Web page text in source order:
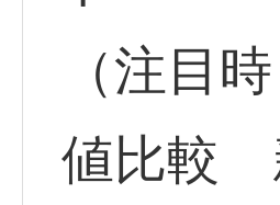
（注目
値比較